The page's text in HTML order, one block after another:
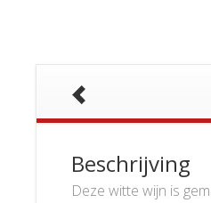
Beschrijving
Deze witte wijn is